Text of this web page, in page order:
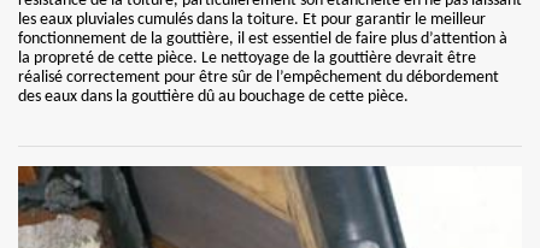
les eaux pluviales cumulés dans la toiture. Et pour garantir le meilleur
fonctionnement de la gouttière, il est essentiel de faire plus d’attention à
la propreté de cette pièce. Le nettoyage de la gouttière devrait être
réalisé correctement pour être sûr de l’empêchement du débordement
des eaux dans la gouttière dû au bouchage de cette pièce.